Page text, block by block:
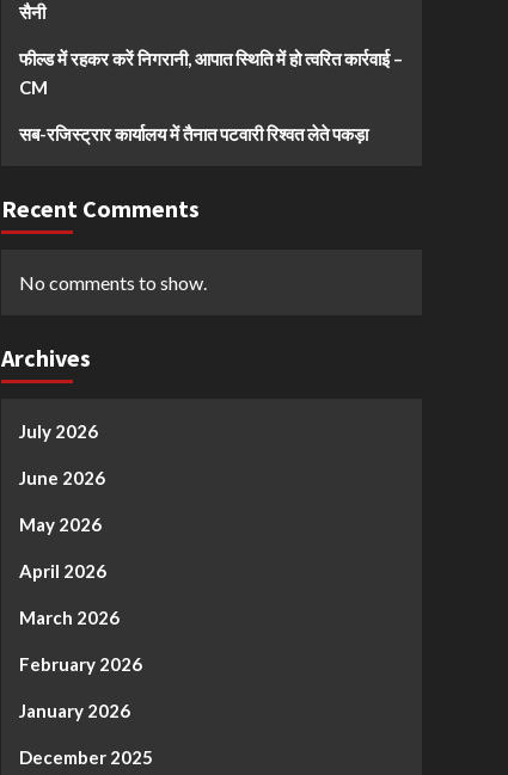
सैनी
फील्ड में रहकर करें निगरानी, आपात स्थिति में हो त्वरित कार्रवाई –
CM
सब-रजिस्ट्रार कार्यालय में तैनात पटवारी रिश्वत लेते पकड़ा
Recent Comments
No comments to show.
Archives
July 2026
June 2026
May 2026
April 2026
March 2026
February 2026
January 2026
December 2025